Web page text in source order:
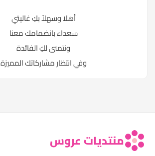
أهلا وسهلاً بكِ غاليتي
سعداء بانضمامك معنا
ونتمنى لكِ الفائدة
وفي انتظار مشاركاتك المميزة
منتديات عروس